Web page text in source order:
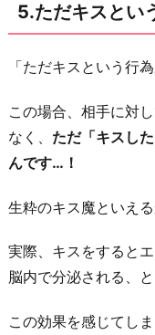
5.ただキスとい
「ただキスという行
この場合、相手に対
なく、 ただ「キスし
んです…！
生粋のキス魔といえ
実際、キスをすると
脳内で分泌される、
この効果を感じてし